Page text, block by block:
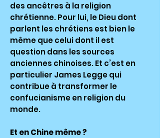
des ancêtres à la religion
chrétienne. Pour lui, le Dieu dont
parlent les chrétiens est bien le
même que celui dont il est
question dans les sources
anciennes chinoises. Et c’est en
particulier James Legge qui
contribue à transformer le
confucianisme en religion du
monde.
Et en Chine même ?